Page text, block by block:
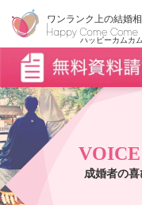
成婚者の喜